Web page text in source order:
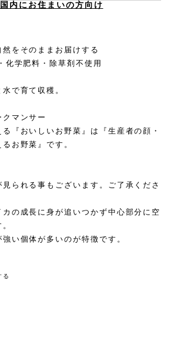
国内にお住まいの方向け
をそのままお届けする
化学肥料・除草剤不使用
で育て収穫。
マンサー
『おいしいお野菜』は『生産者の顔・
お野菜』です。
られる事もございます。ご了承くださ
の成長に身が追いつかず中心部分に空
い個体が多いのが特徴です。
る